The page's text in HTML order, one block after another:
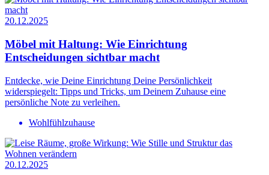
20.12.2025
Möbel mit Haltung: Wie Einrichtung
Entscheidungen sichtbar macht
Entdecke, wie Deine Einrichtung Deine Persönlichkeit
widerspiegelt: Tipps und Tricks, um Deinem Zuhause eine
persönliche Note zu verleihen.
Wohlfühlzuhause
20.12.2025